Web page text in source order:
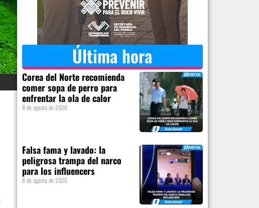
Última hora
Corea del Norte recomienda
comer sopa de perro para
enfrentar la ola de calor
8 de agosto de 2026
Falsa fama y lavado: la
peligrosa trampa del narco
para los influencers
8 de agosto de 2026